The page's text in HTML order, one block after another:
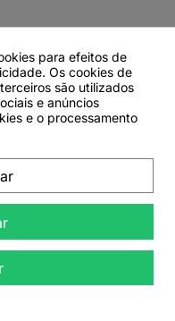
para efeitos de
Os cookies de
são utilizados
e anúncios
e o processamento